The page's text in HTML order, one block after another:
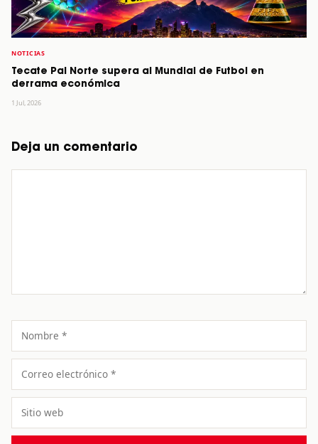
NOTICIAS
Tecate Pal Norte supera al Mundial de Futbol en
derrama económica
1 Jul, 2026
Deja un comentario
Nombre
Correo
electrónico
Sitio
web